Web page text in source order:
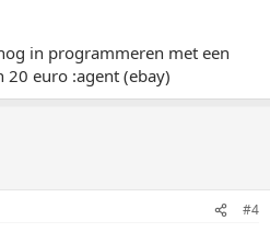
in programmeren met een
20 euro :agent (ebay)
#4